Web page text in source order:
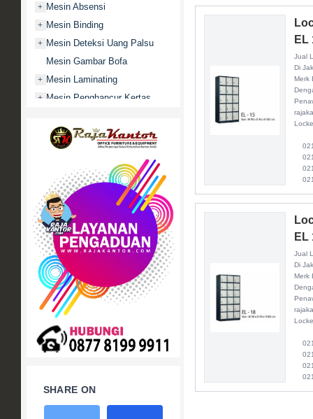
+ Mesin Absensi
+ Mesin Binding
+ Mesin Deteksi Uang Palsu
Mesin Gambar Bofa
+ Mesin Laminating
+ Mesin Penghancur Kertas
Mobile File / Roll O Pack
Movitex
Paper Cutter
Partisi Kantor
Promo
+ Rak Serbaguna
+ Ranjang Besi
+ Sofa Kantor
+ Springbed
White Board / Papan Tulis
SHARE ON
EL
Jual
Di
Merk
021
021
021
EL
Jual
Di
Merk
021
021
021